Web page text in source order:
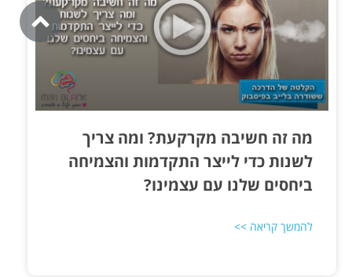
​מה זה חשיבה מקרקעת? ומה צריך
לשנות כדי לייצר התקדמות והצמיחה
ביחסים שלנו עם עצמינו?
להמשך קריאה >>